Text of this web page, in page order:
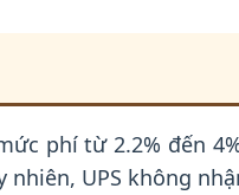
phí từ 2.2% đến
UPS không